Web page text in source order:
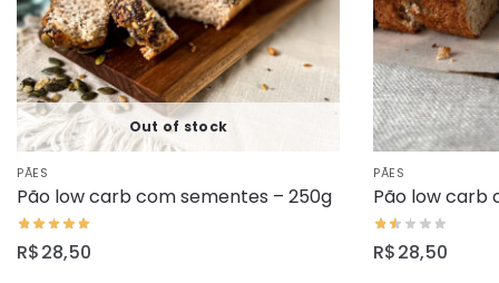
Out of stock
PÃES
Pão low carb com sementes – 250g
R$28,50
PÃES
Pão low carb
R$28,50